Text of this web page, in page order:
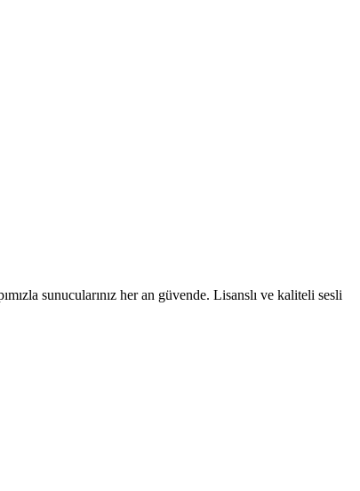
sunucularınız her an güvende. Lisanslı ve kaliteli sesli